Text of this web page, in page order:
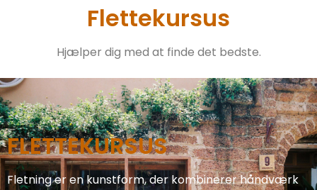
Flettekursus
Hjælper dig med at finde det bedste.
FLETTEKURSUS
Fletning er en kunstform, der kombinerer håndværk